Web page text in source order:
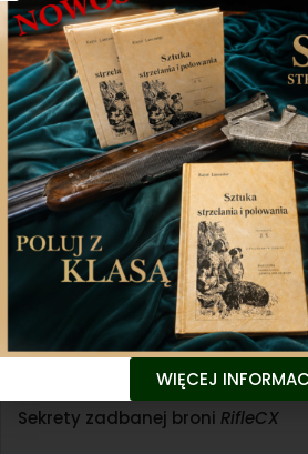
16.00 – 16.30Losowanie nagród
zakończenie.
Namioty Warsztatowe
Wspólne gotowanieAlicja
Akademia Ratownictwa
Tajemnice sokolnictwaŁukasz
Warsztaty survivalowe
Laboratorium edukacji – jak
Marta Cieślak
Sekrety zadbanej broni RifleCX
WIĘCEJ